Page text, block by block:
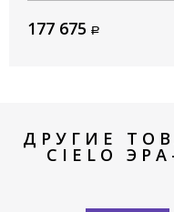
177 675
ДРУГИЕ
CIELO